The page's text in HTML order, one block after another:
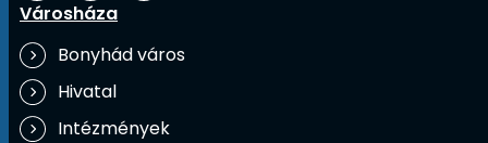
Városháza
Bonyhád város
Hivatal
Intézmények